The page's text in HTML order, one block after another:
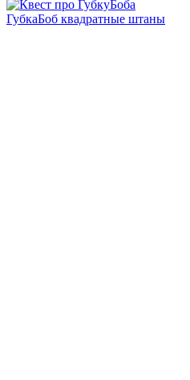
ГубкаБоб квадратные штаны